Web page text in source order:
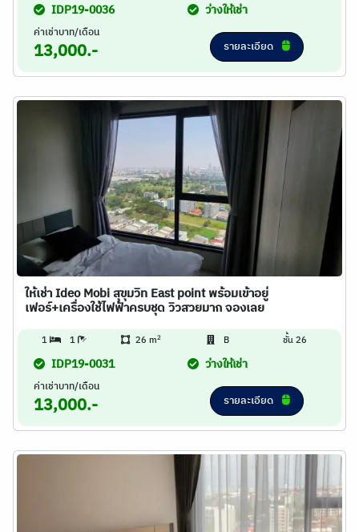
IDP19-0036 ว่างให้เช่า
ค่าเช่าบาท/เดือน
13,000.- รายละเอียด
ให้เช่า Ideo Mobi สุขุมวิท East point พร้อมเข้าอยู่
เฟอร์+เครื่องใช้ไฟฟ้าครบชุด วิวสวยมาก จองเลย
1 1 26 m2 B ชั้น 26
IDP19-0031 ว่างให้เช่า
ค่าเช่าบาท/เดือน
13,000.- รายละเอียด